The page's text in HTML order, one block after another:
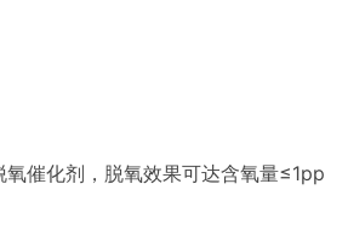
氧催化剂，脱氧效果可达含氧量≤1pp